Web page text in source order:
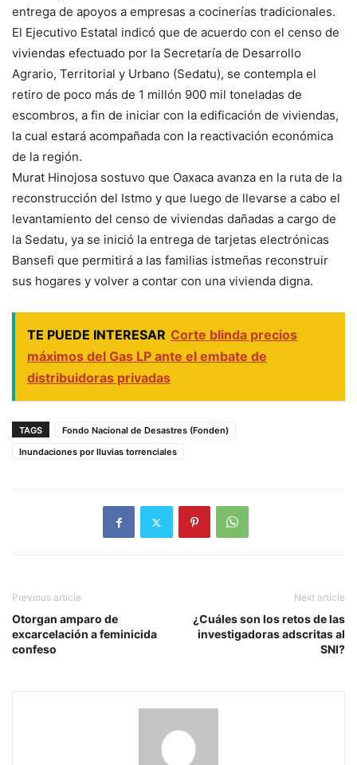
entrega de apoyos a empresas a cocinerías tradicionales.
El Ejecutivo Estatal indicó que de acuerdo con el censo de
viviendas efectuado por la Secretaría de Desarrollo
Agrario, Territorial y Urbano (Sedatu), se contempla el
retiro de poco más de 1 millón 900 mil toneladas de
escombros, a fin de iniciar con la edificación de viviendas,
la cual estará acompañada con la reactivación económica
de la región.
Murat Hinojosa sostuvo que Oaxaca avanza en la ruta de la
reconstrucción del Istmo y que luego de llevarse a cabo el
levantamiento del censo de viviendas dañadas a cargo de
la Sedatu, ya se inició la entrega de tarjetas electrónicas
Bansefi que permitirá a las familias istmeñas reconstruir
sus hogares y volver a contar con una vivienda digna.
TE PUEDE INTERESAR Corte blinda precios
máximos del Gas LP ante el embate de
distribuidoras privadas
TAGS
Fondo Nacional de Desastres (Fonden)
Inundaciones por lluvias torrenciales
Previous article
Otorgan amparo de
excarcelación a feminicida
confeso
Next article
¿Cuáles son los retos de las
investigadoras adscritas al
SNI?